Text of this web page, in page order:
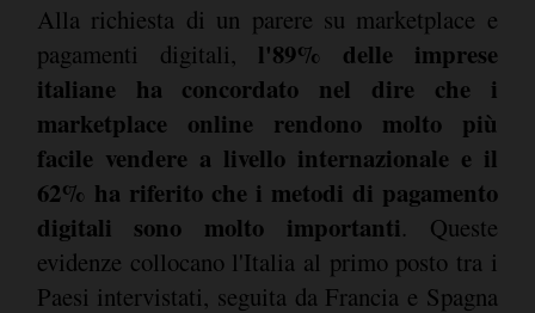
Alla richiesta di un parere su marketplace e
pagamenti digitali, l'89% delle imprese
italiane ha concordato nel dire che i
marketplace online rendono molto più
facile vendere a livello internazionale e il
62% ha riferito che i metodi di pagamento
digitali sono molto importanti. Queste
evidenze collocano l'Italia al primo posto tra i
Paesi intervistati, seguita da Francia e Spagna